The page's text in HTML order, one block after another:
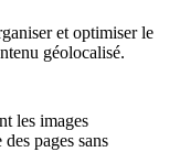
et optimiser le
géolocalisé.
les images
pages sans